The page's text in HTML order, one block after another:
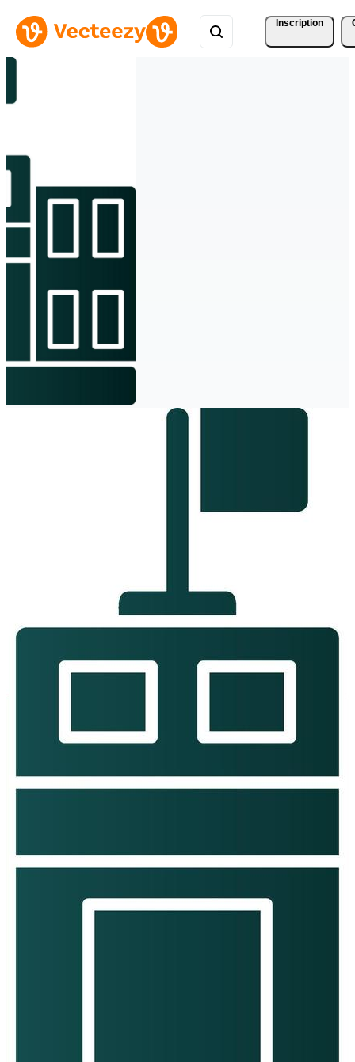
Inscription